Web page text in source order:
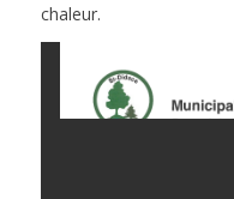
chaleur.